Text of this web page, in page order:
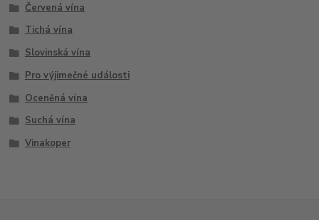
Červená vína
Tichá vína
Slovinská vína
Pro výjimečné události
Oceněná vína
Suchá vína
Vinakoper